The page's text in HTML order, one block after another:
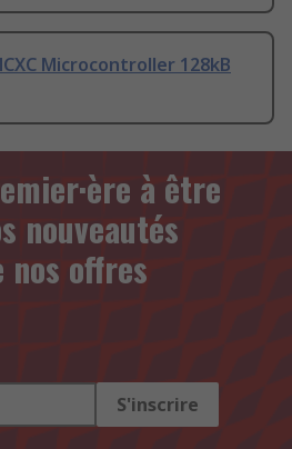
Microcontroller 128kB
à être
nouveautés
offres
S'inscrire